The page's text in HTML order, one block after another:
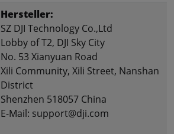
Hersteller:
SZ DJI Technology Co.,Ltd
Lobby of T2, DJI Sky City
No. 53 Xianyuan Road
Xili Community, Xili Street, Nanshan
District
Shenzhen 518057 China
E-Mail: support@dji.com